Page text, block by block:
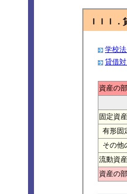
ＩＩＩ
学校
貸借
資産の部
固定資産
有形固
その他
流動資産
資産の